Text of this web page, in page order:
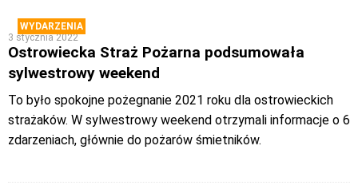
WYDARZENIA
3 stycznia 2022
Ostrowiecka Straż Pożarna podsumowała
sylwestrowy weekend
To było spokojne pożegnanie 2021 roku dla ostrowieckich
strażaków. W sylwestrowy weekend otrzymali informacje o 6
zdarzeniach, głównie do pożarów śmietników.